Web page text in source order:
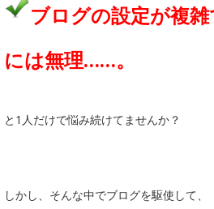
ブログの設定が複
には無理……。
と1人だけで悩み続けてませんか？
しかし、そんな中でブログを駆使して、